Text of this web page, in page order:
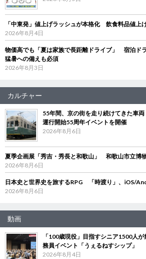
「中東発」値上げラッシュが本格化 飲食料品値上
2026年8月4日
物価高でも「夏は家族で長距離ドライブ」 宿泊ド
猛暑への備えも必須
2026年8月3日
カルチャー
55年間、京の街を走り続けてきた車
運行開始55周年イベントを開催
2026年8月6日
夏季企画展「秀吉・秀長と和歌山」 和歌山市立博
2026年8月6日
日本史と世界史を旅するRPG 「時渡り」、iOS/
2026年8月6日
動画
「100歳現役」目指すシニア1500人
務員イベント「うぇるねすシップ」
2026年8月4日